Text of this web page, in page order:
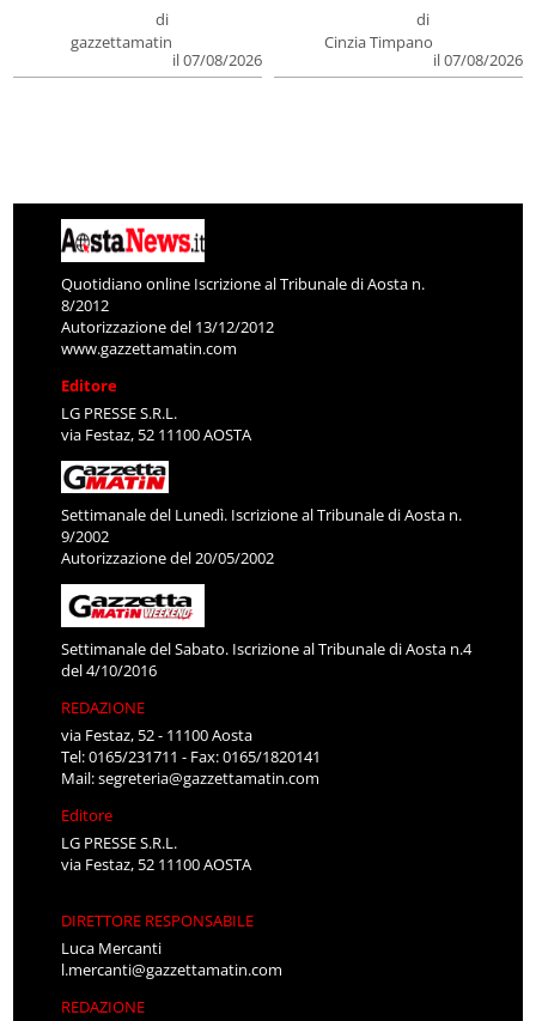
di
gazzettamatin
il 07/08/2026
di
Cinzia Timpano
il 07/08/2026
Quotidiano online Iscrizione al Tribunale di Aosta n.
8/2012
Autorizzazione del 13/12/2012
www.gazzettamatin.com
Editore
LG PRESSE S.R.L.
via Festaz, 52 11100 AOSTA
Settimanale del Lunedì. Iscrizione al Tribunale di Aosta n.
9/2002
Autorizzazione del 20/05/2002
Settimanale del Sabato. Iscrizione al Tribunale di Aosta n.4
del 4/10/2016
REDAZIONE
via Festaz, 52 - 11100 Aosta
Tel: 0165/231711 - Fax: 0165/1820141
Mail:segreteria@gazzettamatin.com
Editore
LG PRESSE S.R.L.
via Festaz, 52 11100 AOSTA
DIRETTORE RESPONSABILE
Luca Mercanti
l.mercanti@gazzettamatin.com
REDAZIONE